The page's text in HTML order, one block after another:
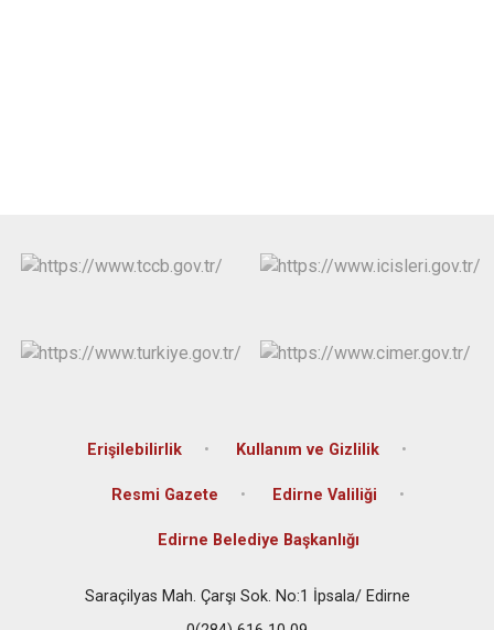
Erişilebilirlik Kullanım ve Gizlilik
Resmi Gazete Edirne Valiliği
Edirne Belediye Başkanlığı
Saraçilyas Mah. Çarşı Sok. No:1 İpsala/ Edirne